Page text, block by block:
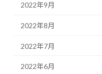
2022年9月
2022年8月
2022年7月
2022年6月